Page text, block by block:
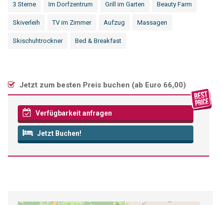
3 Sterne Im Dorfzentrum Grill im Garten Beauty Farm
Skiverleih TV im Zimmer Aufzug Massagen
Skischuhtrockner Bed & Breakfast
Jetzt zum besten Preis buchen (ab Euro 66,00)
Verfügbarkeit anfragen
Jetzt Buchen!